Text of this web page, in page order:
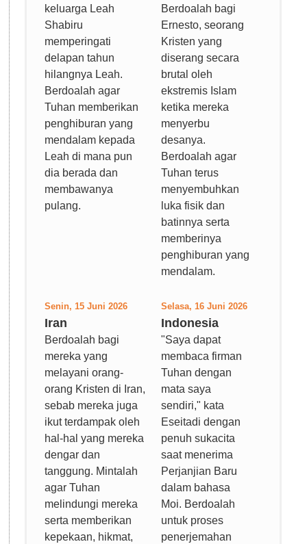
keluarga Leah
Shabiru
memperingati
delapan tahun
hilangnya Leah.
Berdoalah agar
Tuhan memberikan
penghiburan yang
mendalam kepada
Leah di mana pun
dia berada dan
membawanya
pulang.
Berdoalah bagi
Ernesto, seorang
Kristen yang
diserang secara
brutal oleh
ekstremis Islam
ketika mereka
menyerbu
desanya.
Berdoalah agar
Tuhan terus
menyembuhkan
luka fisik dan
batinnya serta
memberinya
penghiburan yang
mendalam.
Senin, 15 Juni 2026
Iran
Berdoalah bagi
mereka yang
melayani orang-
orang Kristen di Iran,
sebab mereka juga
ikut terdampak oleh
hal-hal yang mereka
dengar dan
tanggung. Mintalah
agar Tuhan
melindungi mereka
serta memberikan
kepekaan, hikmat,
Selasa, 16 Juni 2026
Indonesia
"Saya dapat
membaca firman
Tuhan dengan
mata saya
sendiri," kata
Eseitadi dengan
penuh sukacita
saat menerima
Perjanjian Baru
dalam bahasa
Moi. Berdoalah
untuk proses
penerjemahan